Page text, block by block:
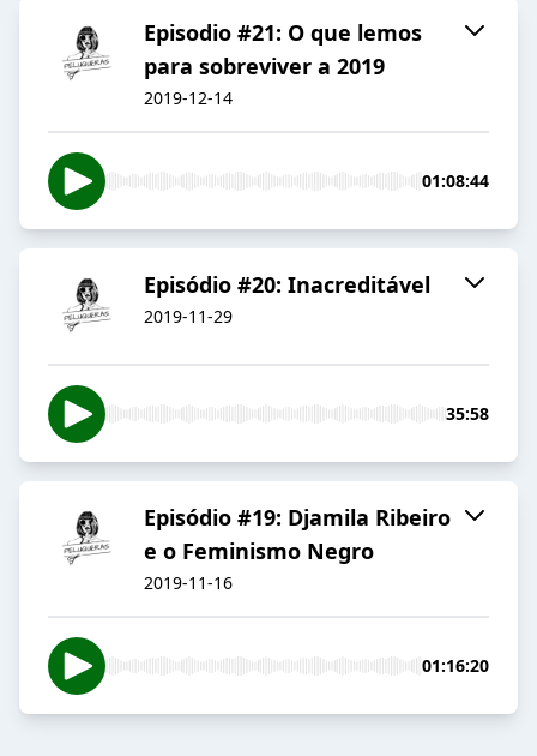
Episodio #21: O que lemos
para sobreviver a 2019
2019-12-14
01:08:44
Episódio #20: Inacreditável
2019-11-29
35:58
Episódio #19: Djamila Ribeiro
e o Feminismo Negro
2019-11-16
01:16:20